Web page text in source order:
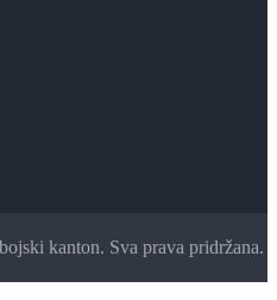
kanton. Sva prava pridržana.